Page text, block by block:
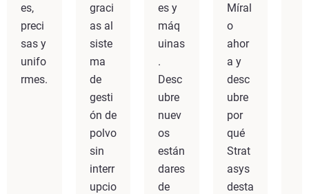
es,
preci
sas y
unifo
rmes.
graci
as al
siste
ma
de
gesti
ón de
polvo
sin
interr
upcio
es y
máq
uinas
.
Desc
ubre
nuev
os
están
dares
de
Míral
o
ahor
a y
desc
ubre
por
qué
Strat
asys
desta